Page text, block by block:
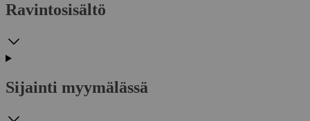
Ravintosisältö
Sijainti myymälässä